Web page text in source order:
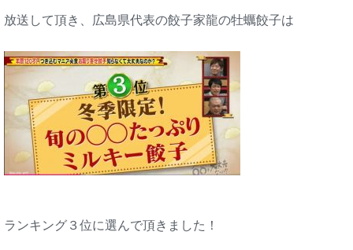
放送して頂き、広島県代表の餃子家龍の牡蠣餃子は
ランキング３位に選んで頂きました！